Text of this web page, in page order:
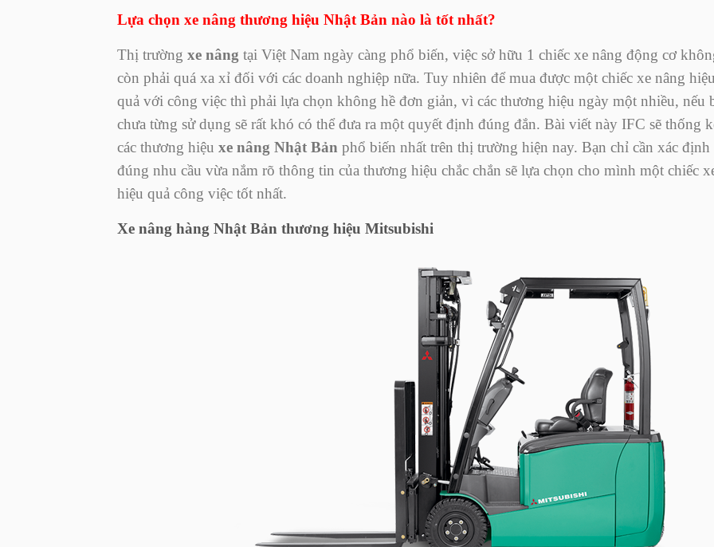
Lựa chọn xe nâng thương hiệu Nhật Bản nào là tốt nhất?
Thị trường xe nâng tại Việt Nam ngày càng phổ biến, việc sở hữu 1 chiếc xe nâng động cơ
còn phải quá xa xỉ đối với các doanh nghiệp nữa. Tuy nhiên để mua được một chiếc xe nâng hiệu
quả với công việc thì phải lựa chọn không hề đơn giản, vì các thương hiệu ngày một nhiều, nếu
chưa từng sử dụng sẽ rất khó có thể đưa ra một quyết định đúng đắn. Bài viết này IFC sẽ thống
các thương hiệu xe nâng Nhật Bản phổ biến nhất trên thị trường hiện nay. Bạn chỉ cần xác định
đúng nhu cầu vừa nắm rõ thông tin của thương hiệu chắc chắn sẽ lựa chọn cho mình một chiếc
hiệu quả công việc tốt nhất.
Xe nâng hàng Nhật Bản thương hiệu Mitsubishi